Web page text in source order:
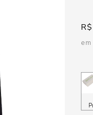
R$
em